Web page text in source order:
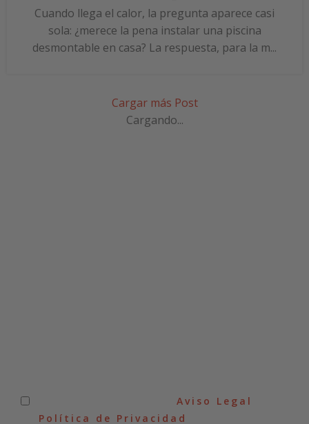
Cuando llega el calor, la pregunta aparece casi
sola: ¿merece la pena instalar una piscina
desmontable en casa? La respuesta, para la m...
Cargar más Post
Cargando...
Aviso Legal
Política de Privacidad